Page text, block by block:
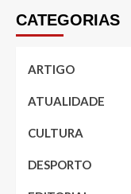
CATEGORIAS
ARTIGO
ATUALIDADE
CULTURA
DESPORTO